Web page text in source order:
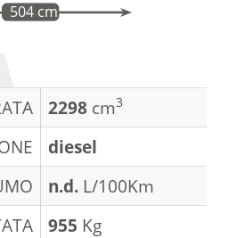
504 cm
2298 cm3
diesel
n.d. L/100Km
955 Kg